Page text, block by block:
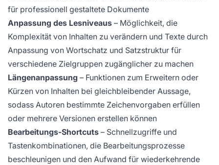
für professionell gestaltete Dokumente
Anpassung des Lesniveaus – Möglichkeit, die
Komplexität von Inhalten zu verändern und Texte durch
Anpassung von Wortschatz und Satzstruktur für
verschiedene Zielgruppen zugänglicher zu machen
Längenanpassung – Funktionen zum Erweitern oder
Kürzen von Inhalten bei gleichbleibender Aussage,
sodass Autoren bestimmte Zeichenvorgaben erfüllen
oder mehrere Versionen erstellen können
Bearbeitungs-Shortcuts – Schnellzugriffe und
Tastenkombinationen, die Bearbeitungsprozesse
beschleunigen und den Aufwand für wiederkehrende